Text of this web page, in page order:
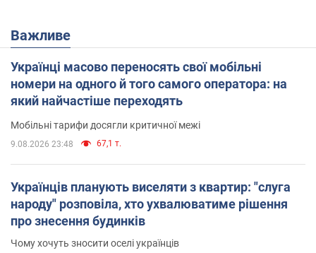
Важливе
Українці масово переносять свої мобільні
номери на одного й того самого оператора: на
який найчастіше переходять
Мобільні тарифи досягли критичної межі
9.08.2026 23:48 67,1 т.
Українців планують виселяти з квартир: "слуга
народу" розповіла, хто ухвалюватиме рішення
про знесення будинків
Чому хочуть зносити оселі українців